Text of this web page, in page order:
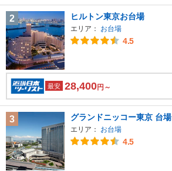
2 ヒルトン東京お台場
エリア： お台場
4.5
最安 28,400円～
3 グランドニッコー東京 台場
エリア： お台場
4.5